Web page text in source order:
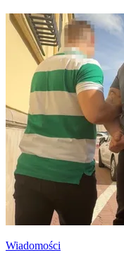
Wiadomości